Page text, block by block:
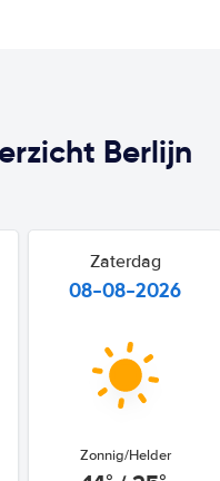
Berlijn
Zaterdag
08-08-2026
Zonnig/Helder